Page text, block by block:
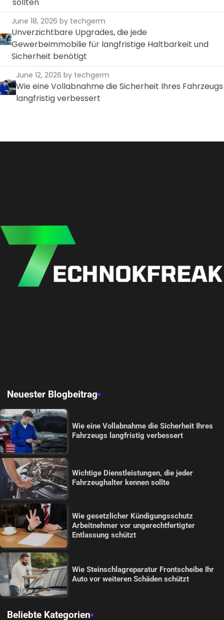
June 18, 2026by techgerm
Unverzichtbare Upgrades, die jede
Gewerbeimmobilie für langfristige Haltbarkeit und
Sicherheit benötigt
June 12, 2026 by techgerm
Wie eine Vollabnahme die Sicherheit Ihres Fahrzeugs
langfristig verbessert
Neuester Blogbeitrag
Wie eine Vollabnahme die Sicherheit Ihres
Fahrzeugs langfristig verbessert
Wichtige Dienstleistungen, die jeder
Fahrzeughalter kennen sollte
Wie gesetzlicher Kündigungsschutz
Arbeitnehmer vor ungerechtfertigter
Entlassung schützt
Wie Steinschlagreparatur Frontscheibe Ihr
Auto vor weiteren Schäden schützt
Beliebte Kategorien